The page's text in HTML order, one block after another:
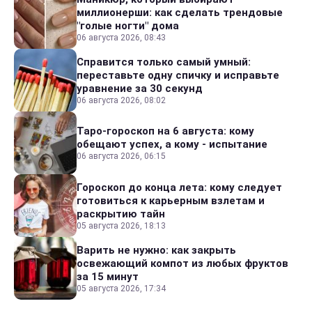
миллионерши: как сделать трендовые
"голые ногти" дома
06 августа 2026, 08:43
Справится только самый умный:
переставьте одну спичку и исправьте
уравнение за 30 секунд
06 августа 2026, 08:02
Таро-гороскоп на 6 августа: кому
обещают успех, а кому - испытание
06 августа 2026, 06:15
Гороскоп до конца лета: кому следует
готовиться к карьерным взлетам и
раскрытию тайн
05 августа 2026, 18:13
Варить не нужно: как закрыть
освежающий компот из любых фруктов
за 15 минут
05 августа 2026, 17:34